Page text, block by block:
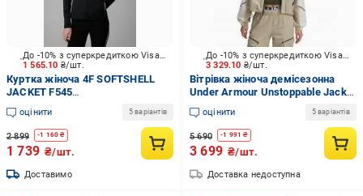
1 565.10 ₴/шт.
До -10% з суперкредиткою Visa Вигода
Куртка жіноча 4F SOFTSHELL
JACKET F545
4FWSS26TSOFF545-20S р.M
чорнаоцінити 5 варіантів
2 899 -1 160 ₴
1 739 ₴/шт.
Доставимо
3 329.10 ₴/шт.
До -10% з суперкредиткою Visa Вигода
Вітрівка жіноча демісезонна
Under Armour Unstoppable Jacket
1374889-004 р.S чорна
оцінити 5 варіантів
5 690 -1 991 ₴
3 699 ₴/шт.
Доставка недоступна